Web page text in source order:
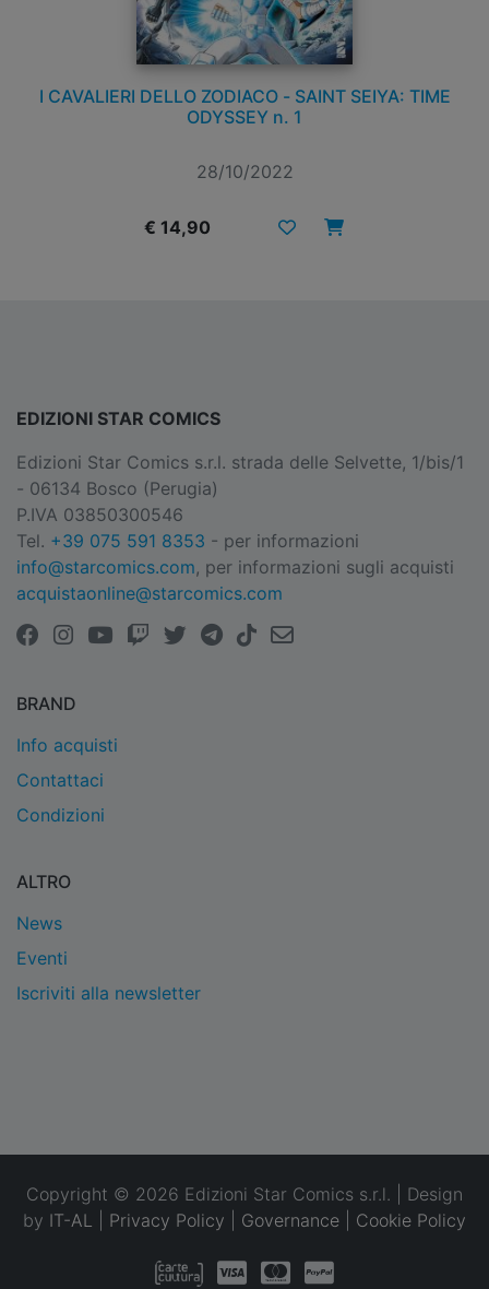
I CAVALIERI DELLO ZODIACO - SAINT SEIYA: TIME
ODYSSEY n. 1
28/10/2022
€ 14,90
EDIZIONI STAR COMICS
Edizioni Star Comics s.r.l. strada delle Selvette, 1/bis/1
- 06134 Bosco (Perugia)
P.IVA 03850300546
Tel. +39 075 591 8353 - per informazioni
info@starcomics.com, per informazioni sugli acquisti
acquistaonline@starcomics.com
BRAND
Info acquisti
Contattaci
Condizioni
ALTRO
News
Eventi
Iscriviti alla newsletter
Copyright © 2026 Edizioni Star Comics s.r.l. | Design
by IT-AL Privacy Policy Governance Cookie Policy